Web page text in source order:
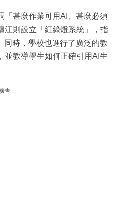
「甚麼作業可用AI、甚麼必須
江則設立「紅綠燈系統」，指
同時，學校也進行了廣泛的教
並教導學生如何正確引用AI生
廣告